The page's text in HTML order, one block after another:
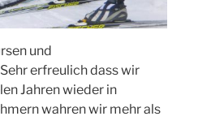
und
erfreulich dass wir
Jahren wieder in
wahren wir mehr als